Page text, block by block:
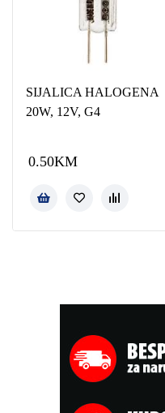
SIJALICA HALOGENA
20W, 12V, G4
0.50KM